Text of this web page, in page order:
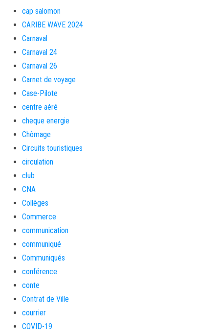
cap salomon
CARIBE WAVE 2024
Carnaval
Carnaval 24
Carnaval 26
Carnet de voyage
Case-Pilote
centre aéré
cheque energie
Chômage
Circuits touristiques
circulation
club
CNA
Collèges
Commerce
communication
communiqué
Communiqués
conférence
conte
Contrat de Ville
courrier
COVID-19